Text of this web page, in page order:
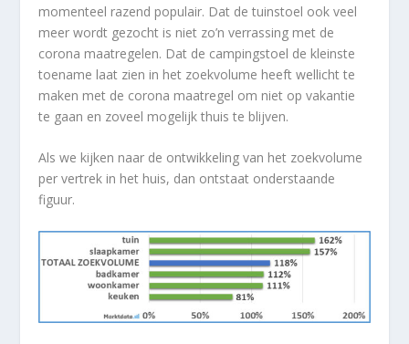
momenteel razend populair. Dat de tuinstoel ook veel
meer wordt gezocht is niet zo’n verrassing met de
corona maatregelen. Dat de campingstoel de kleinste
toename laat zien in het zoekvolume heeft wellicht te
maken met de corona maatregel om niet op vakantie
te gaan en zoveel mogelijk thuis te blijven.
Als we kijken naar de ontwikkeling van het zoekvolume
per vertrek in het huis, dan ontstaat onderstaande
figuur.